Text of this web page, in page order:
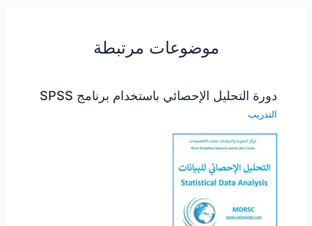
موضوعات مرتبطة
دورة التحليل الإحصائي باستخدام برنامج SPSS
التدريب